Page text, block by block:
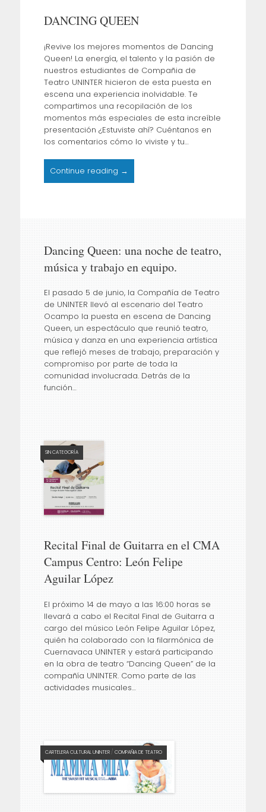
contentDANCING QUEEN
¡Revive los mejores momentos de Dancing
Queen! La energía, el talento y la pasión de
nuestros estudiantes de Compañia de
Teatro UNINTER hicieron de esta puesta en
escena una experiencia inolvidable. Te
compartimos una recopilación de los
momentos más especiales de esta increíble
presentación ¿Estuviste ahí? Cuéntanos en
los comentarios cómo lo viviste y tu…
Continue reading →
Dancing Queen: una noche de teatro,
música y trabajo en equipo.
El pasado 5 de junio, la Compañía de Teatro
de UNINTER llevó al escenario del Teatro
Ocampo la puesta en escena de Dancing
Queen, un espectáculo que reunió teatro,
música y danza en una experiencia artística
que reflejó meses de trabajo, preparación y
compromiso por parte de toda la
comunidad involucrada. Detrás de la
función…
SIN CATEGORÍA
Recital Final de Guitarra en el CMA
Campus Centro: León Felipe
Aguilar López
El próximo 14 de mayo a las 16:00 horas se
llevará a cabo el Recital Final de Guitarra a
cargo del músico León Felipe Aguilar López,
quién ha colaborado con la filarmónica de
Cuernavaca UNINTER y estará participando
en la obra de teatro “Dancing Queen” de la
compañía UNINTER. Como parte de las
actividades musicales…
CARTELERA CULTURAL UNINTER/ COMPAÑIA DE TEATRO